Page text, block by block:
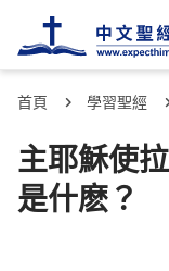
首頁 學習聖經
主耶穌使
是什麽？